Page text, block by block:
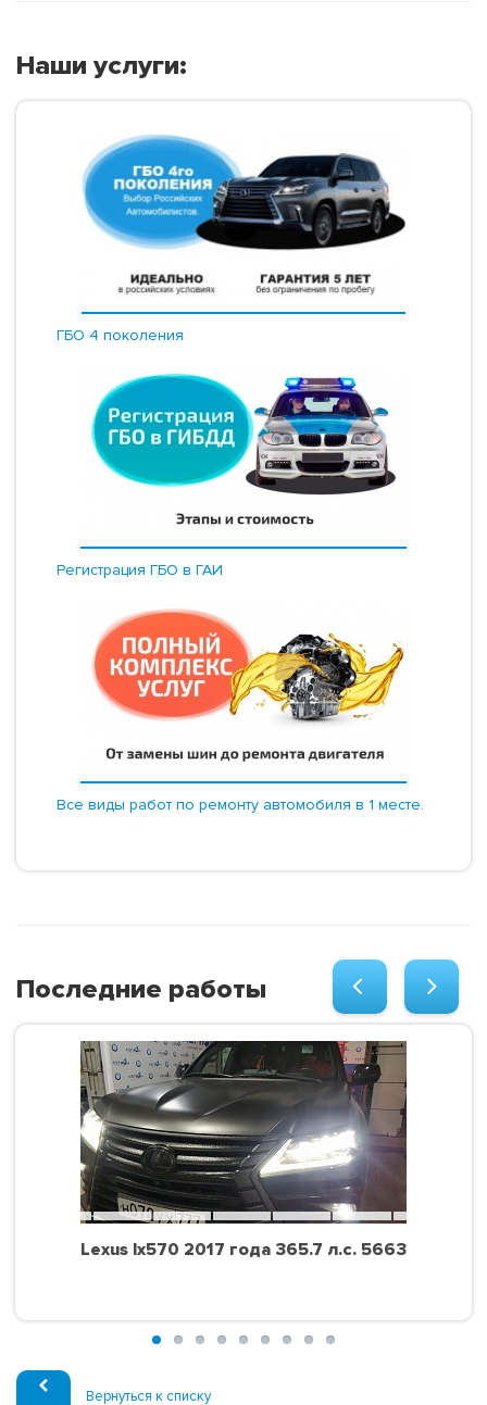
Наши услуги:
ГБО 4 поколения
Регистрация ГБО в ГАИ
Все виды работ по ремонту автомобиля в 1 месте.
Последние работы
Lexus lx570 2017 года 365.7 л.с. 5663
Вернуться к списку